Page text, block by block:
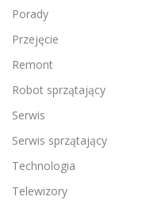
Porady
Przejęcie
Remont
Robot sprzątający
Serwis
Serwis sprzątający
Technologia
Telewizory